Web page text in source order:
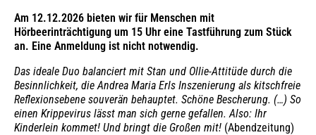
Am 12.12.2026 bieten wir für Menschen mit
Hörbeerinträchtigung um 15 Uhr eine Tastführung zum Stück
an. Eine Anmeldung ist nicht notwendig.
Das ideale Duo balanciert mit Stan und Ollie-Attitüde durch die
Besinnlichkeit, die Andrea Maria Erls Inszenierung als kitschfreie
Reflexionsebene souverän behauptet. Schöne Bescherung. (…) So
einen Krippevirus lässt man sich gerne gefallen. Also: Ihr
Kinderlein kommet! Und bringt die Großen mit! (Abendzeitung)